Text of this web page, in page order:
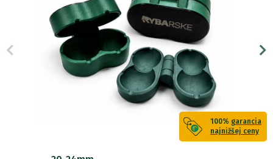
100% garancia
najnižšej ceny